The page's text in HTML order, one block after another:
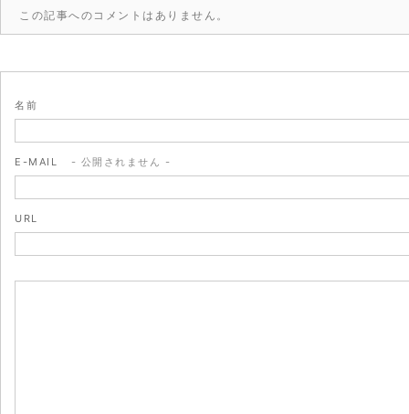
この記事へのコメントはありません。
名前
E-MAIL - 公開されません -
URL